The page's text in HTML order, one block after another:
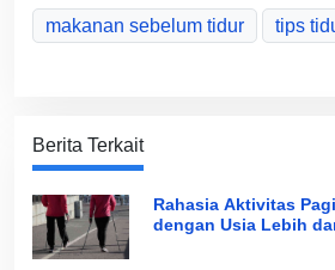
makanan sebelum tidur tips
Berita Terkait
Rahasia Aktivitas
dengan Usia Lebih